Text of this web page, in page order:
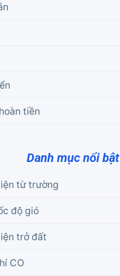
tiền
Danh mục nổi bật
từ trường
độ gió
trở đất
CO